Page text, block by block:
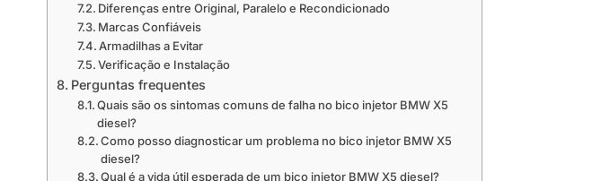
Diferenças entre Original, Paralelo e Recondicionado
Marcas Confiáveis
Armadilhas a Evitar
Verificação e Instalação
Perguntas frequentes
Quais são os sintomas comuns de falha no bico injetor BMW X5
diesel?
Como posso diagnosticar um problema no bico injetor BMW X5
diesel?
Qual é a vida útil esperada de um bico injetor BMW X5 diesel?